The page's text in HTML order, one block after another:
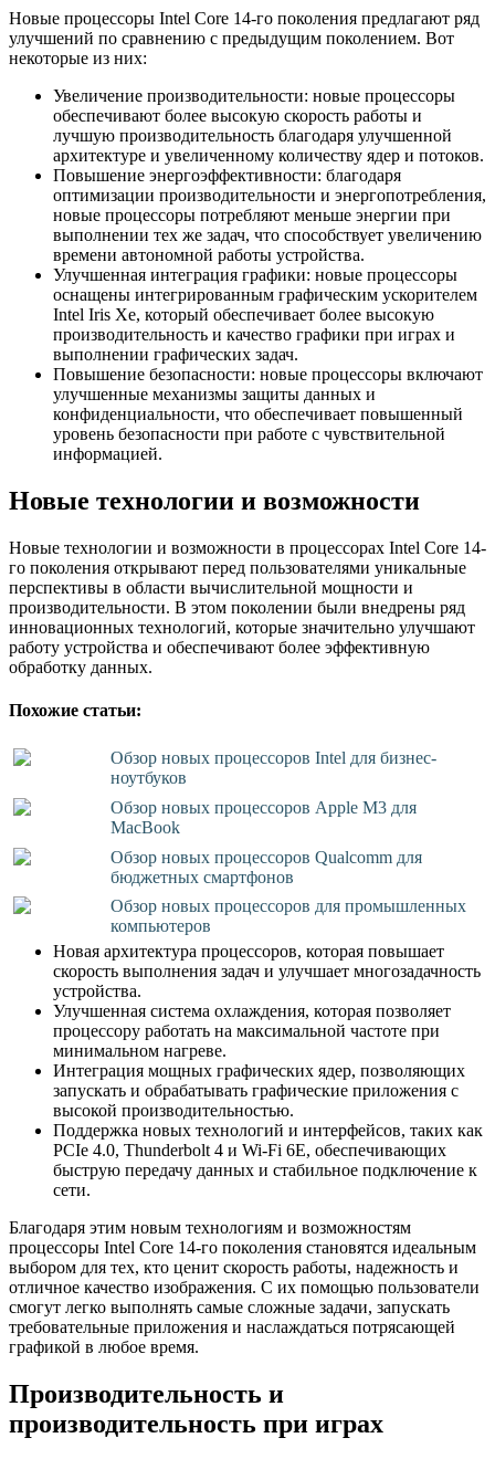
Новые процессоры Intel Core 14-го поколения предлагают ряд
улучшений по сравнению с предыдущим поколением. Вот
некоторые из них:
Увеличение производительности: новые процессоры
обеспечивают более высокую скорость работы и
лучшую производительность благодаря улучшенной
архитектуре и увеличенному количеству ядер и потоков.
Повышение энергоэффективности: благодаря
оптимизации производительности и энергопотребления,
новые процессоры потребляют меньше энергии при
выполнении тех же задач, что способствует увеличению
времени автономной работы устройства.
Улучшенная интеграция графики: новые процессоры
оснащены интегрированным графическим ускорителем
Intel Iris Xe, который обеспечивает более высокую
производительность и качество графики при играх и
выполнении графических задач.
Повышение безопасности: новые процессоры включают
улучшенные механизмы защиты данных и
конфиденциальности, что обеспечивает повышенный
уровень безопасности при работе с чувствительной
информацией.
Новые технологии и возможности
Новые технологии и возможности в процессорах Intel Core 14-
го поколения открывают перед пользователями уникальные
перспективы в области вычислительной мощности и
производительности. В этом поколении были внедрены ряд
инновационных технологий, которые значительно улучшают
работу устройства и обеспечивают более эффективную
обработку данных.
Похожие статьи:
Обзор новых процессоров Intel для бизнес-
ноутбуков
Обзор новых процессоров Apple M3 для
MacBook
Обзор новых процессоров Qualcomm для
бюджетных смартфонов
Обзор новых процессоров для промышленных
компьютеров
Новая архитектура процессоров, которая повышает
скорость выполнения задач и улучшает многозадачность
устройства.
Улучшенная система охлаждения, которая позволяет
процессору работать на максимальной частоте при
минимальном нагреве.
Интеграция мощных графических ядер, позволяющих
запускать и обрабатывать графические приложения с
высокой производительностью.
Поддержка новых технологий и интерфейсов, таких как
PCIe 4.0, Thunderbolt 4 и Wi-Fi 6E, обеспечивающих
быструю передачу данных и стабильное подключение к
сети.
Благодаря этим новым технологиям и возможностям
процессоры Intel Core 14-го поколения становятся идеальным
выбором для тех, кто ценит скорость работы, надежность и
отличное качество изображения. С их помощью пользователи
смогут легко выполнять самые сложные задачи, запускать
требовательные приложения и наслаждаться потрясающей
графикой в любое время.
Производительность и
производительность при играх